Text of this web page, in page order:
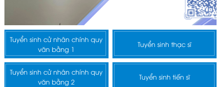
Tuyển sinh cử nhân chính quy
văn bằng 1
Tuyển sinh thạc sĩ
Tuyển sinh cử nhân chính quy
văn bằng 2
Tuyển sinh tiến sĩ